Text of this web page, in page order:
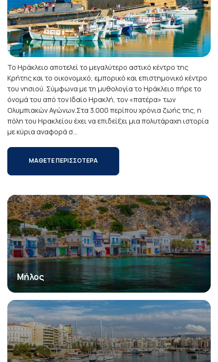
Το Ηράκλειο αποτελεί το μεγαλύτερο αστικό κέντρο της
Κρήτης και το οικονομικό, εμπορικό και επιστημονικό κέντρο
του νησιού. Σύμφωνα με τη μυθολογία το Ηράκλειο πήρε το
όνομά του από τον Ιδαίο Ηρακλή, τον «πατέρα» των
Ολυμπιακών Αγώνων.Στα 3.000 περίπου χρόνια ζωής της, η
πόλη του Ηρακλείου έχει να επιδείξει μια πολυτάραχη ιστορία
με κύρια αναφορά σ...
ΜΑΘΕΤΕ ΠΕΡΙΣΣΟΤΕΡΑ
Μήλος